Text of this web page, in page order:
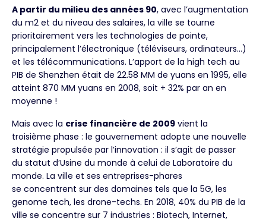
A partir du milieu des années 90, avec l’augmentation
du m2 et du niveau des salaires, la ville se tourne
prioritairement vers les technologies de pointe,
principalement l’électronique (téléviseurs, ordinateurs…)
et les télécommunications. L’apport de la high tech au
PIB de Shenzhen était de 22.58 MM de yuans en 1995, elle
atteint 870 MM yuans en 2008, soit + 32% par an en
moyenne !
Mais avec la crise financière de 2009 vient la
troisième phase : le gouvernement adopte une nouvelle
stratégie propulsée par l’innovation : il s’agit de passer
du statut d’Usine du monde à celui de Laboratoire du
monde. La ville et ses entreprises-phares
se concentrent sur des domaines tels que la 5G, les
genome tech, les drone-techs. En 2018, 40% du PIB de la
ville se concentre sur 7 industries : Biotech, Internet,